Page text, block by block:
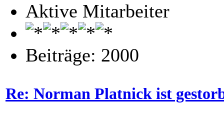
Aktive Mitarbeiter
Beiträge: 2000
Re: Norman Platnick ist